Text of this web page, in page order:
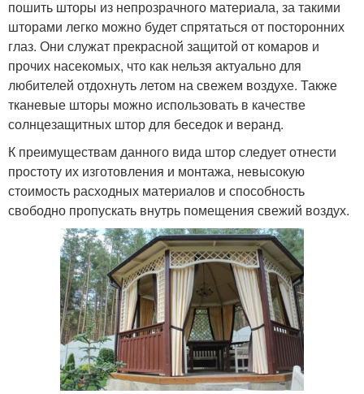
пошить шторы из непрозрачного материала, за такими
шторами легко можно будет спрятаться от посторонних
глаз. Они служат прекрасной защитой от комаров и
прочих насекомых, что как нельзя актуально для
любителей отдохнуть летом на свежем воздухе. Также
тканевые шторы можно использовать в качестве
солнцезащитных штор для беседок и веранд.
К преимуществам данного вида штор следует отнести
простоту их изготовления и монтажа, невысокую
стоимость расходных материалов и способность
свободно пропускать внутрь помещения свежий воздух.